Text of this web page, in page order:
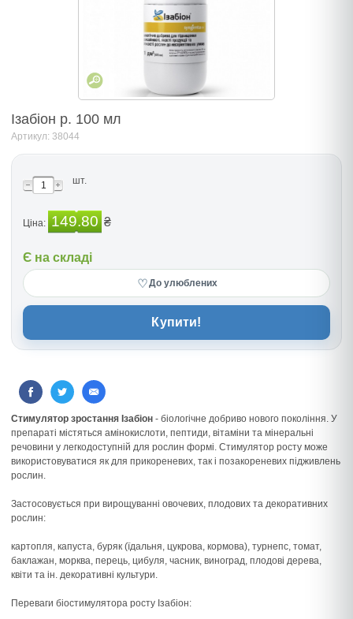
Ізабіон р. 100 мл
Артикул: 38044
шт.
Ціна: 149.80 ₴
Є на складі
♡До улюблених
Купити!
Стимулятор зростання Ізабіон - біологічне добриво нового покоління. У
препараті містяться амінокислоти, пептиди, вітаміни та мінеральні
речовини у легкодоступній для рослин формі. Стимулятор росту може
використовуватися як для прикореневих, так і позакореневих підживлень
рослин.
Застосовується при вирощуванні овочевих, плодових та декоративних
рослин:
картопля, капуста, буряк (їдальня, цукрова, кормова), турнепс, томат,
баклажан, морква, перець, цибуля, часник, виноград, плодові дерева,
квіти та ін. декоративні культури.
Переваги біостимулятора росту Ізабіон: